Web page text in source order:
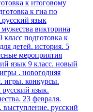
к итоговому
к гиа по
язык
викторина
класс подготовка к
детей. история. 5
мероприятия
язык 9 класс. новый
игры . новогодняя
игры. конкурсы.
русский язык.
23 февраля.
выступление. русский